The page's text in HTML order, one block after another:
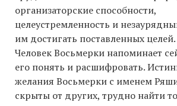
организаторские способности,
целеустремленность и
им достигать поставленных целей.
Человек Восьмерки напоминает
его понять и расшифровать.
желания Восьмерки с именем
скрыты от других, трудно найти